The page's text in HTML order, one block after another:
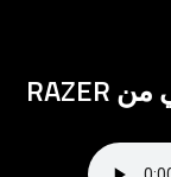
مفتاح ميكانيكي لمسي برتقالي من RAZER